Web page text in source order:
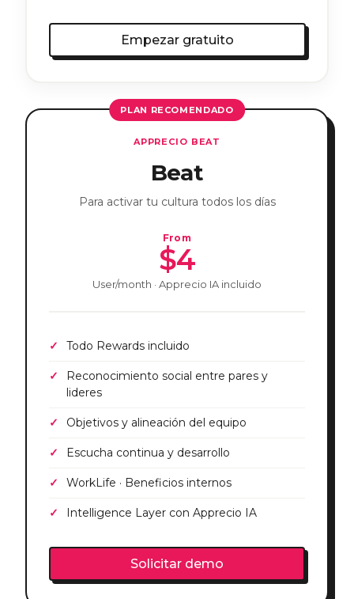
Empezar gratuito
PLAN RECOMENDADO
APPRECIO BEAT
Beat
Para activar tu cultura todos los días
From
$4
User/month · Apprecio IA incluido
Todo Rewards incluido
Reconocimiento social entre pares y
lideres
Objetivos y alineación del equipo
Escucha continua y desarrollo
WorkLife · Beneficios internos
Intelligence Layer con Apprecio IA
Solicitar demo